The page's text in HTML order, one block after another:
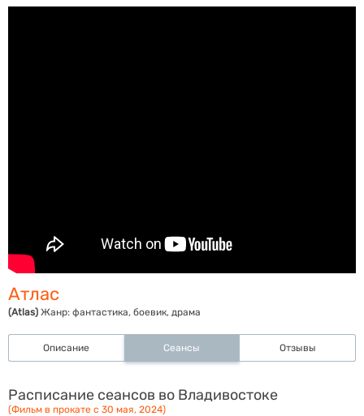
Атлас
(Atlas) Жанр: фантастика, боевик, драма
Описание Сеансы Отзывы
Расписание сеансов во Владивостоке
(Фильм в прокате с 30 мая, 2024)